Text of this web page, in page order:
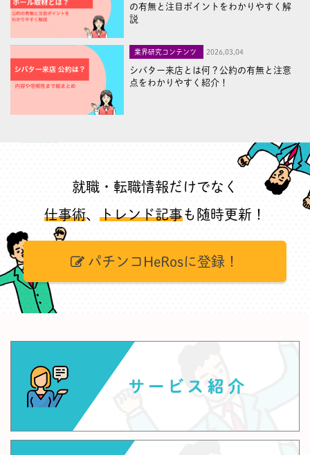
の有無と注目ポイントをわかりやすく解
説
業界研究コンテンツ 2026,03,04
シバター来店とは何？公約の有無と注意
点をわかりやすく紹介！
就職・転職情報だけでなく
仕事術、 トレンド記事も随時更新！
パチンコHeRosに登録！